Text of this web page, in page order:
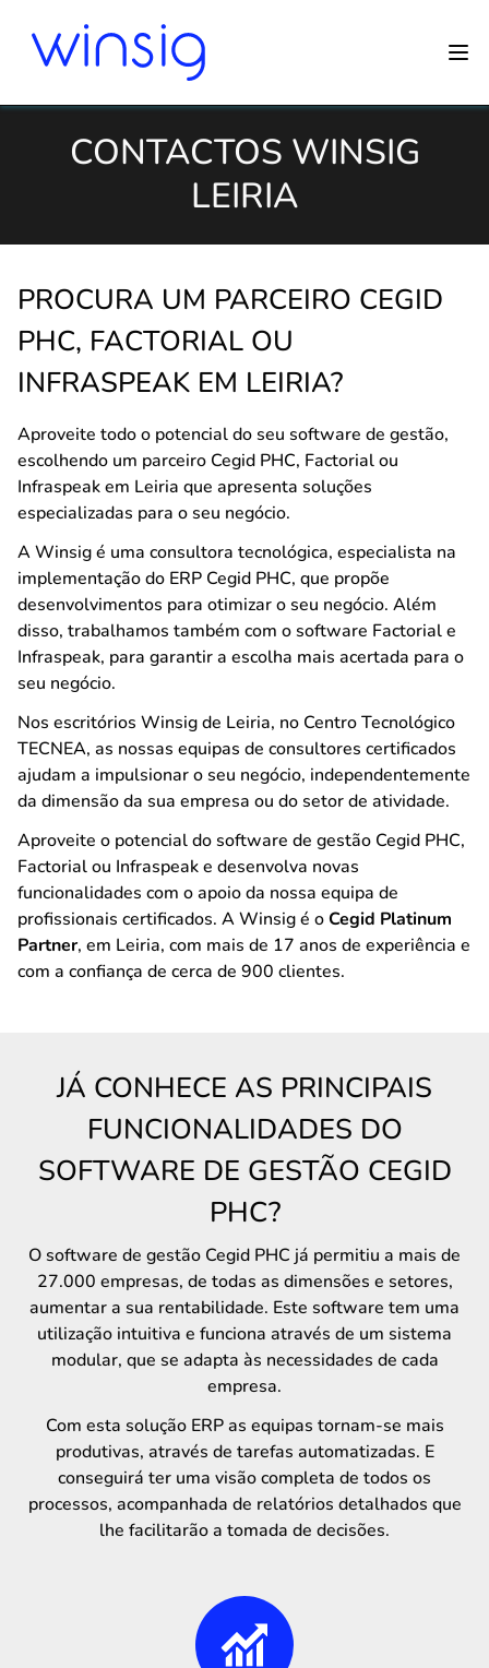
CONTACTOS WINSIG
LEIRIA
PROCURA UM PARCEIRO CEGID
PHC, FACTORIAL OU
INFRASPEAK EM LEIRIA?
Aproveite todo o potencial do seu software de gestão,
escolhendo um parceiro Cegid PHC, Factorial ou
Infraspeak em Leiria que apresenta soluções
especializadas para o seu negócio.
A Winsig é uma consultora tecnológica, especialista na
implementação do ERP Cegid PHC, que propõe
desenvolvimentos para otimizar o seu negócio. Além
disso, trabalhamos também com o software Factorial e
Infraspeak, para garantir a escolha mais acertada para o
seu negócio.
Nos escritórios Winsig de Leiria, no Centro Tecnológico
TECNEA, as nossas equipas de consultores certificados
ajudam a impulsionar o seu negócio, independentemente
da dimensão da sua empresa ou do setor de atividade.
Aproveite o potencial do software de gestão Cegid PHC,
Factorial ou Infraspeak e desenvolva novas
funcionalidades com o apoio da nossa equipa de
profissionais certificados. A Winsig é oCegid Platinum
Partner, em Leiria, com mais de 17 anos de experiência e
com a confiança de cerca de 900 clientes.
JÁ CONHECE AS PRINCIPAIS
FUNCIONALIDADES DO
SOFTWARE DE GESTÃO CEGID
PHC?
O software de gestão Cegid PHC já permitiu a mais de
27.000 empresas, de todas as dimensões e setores,
aumentar a sua rentabilidade. Este software tem uma
utilização intuitiva e funciona através de um sistema
modular, que se adapta às necessidades de cada
empresa.
Com esta solução ERP as equipas tornam-se mais
produtivas, através de tarefas automatizadas. E
conseguirá ter uma visão completa de todos os
processos, acompanhada de relatórios detalhados que
lhe facilitarão a tomada de decisões.